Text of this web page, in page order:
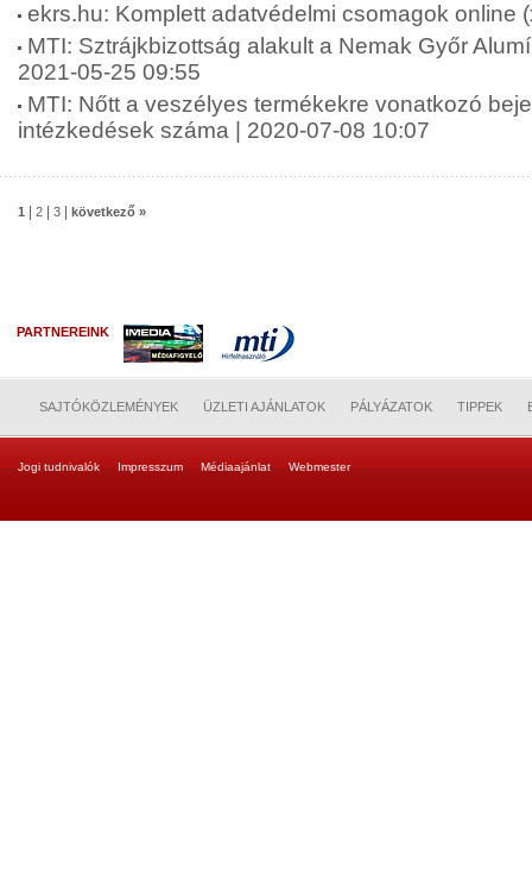
ekrs.hu: Komplett adatvédelmi csomagok online
MTI: Sztrájkbizottság alakult a Nemak Győr
2021-05-25 09:55
MTI: Nőtt a veszélyes termékekre vonatkozó
intézkedések száma | 2020-07-08 10:07
1 2 3 következő »
PARTNEREINK
SAJTÓKÖZLEMÉNYEK ÜZLETI AJÁNLATOK PÁLYÁZATOK TIPPEK
Jogi tudnivalók Impresszum Médiaajánlat Webmester